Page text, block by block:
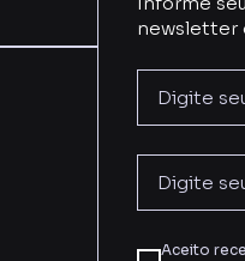
newsletter
Aceito